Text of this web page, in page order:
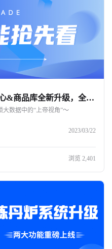
更高效！「炼丹炉」监控中心&商品库全新升级，全面打开分析视角-杭州知衣科技
数据中的“上帝视角”～
2023/03/22
浏览 2,401